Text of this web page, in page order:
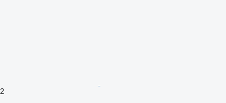
2